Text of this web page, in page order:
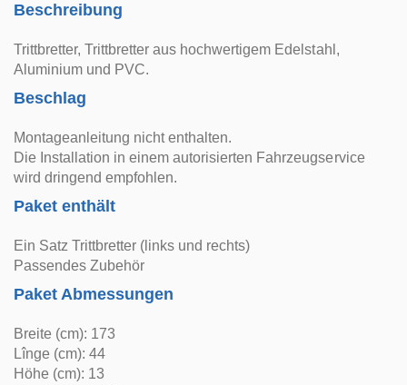
Beschreibung
Trittbretter, Trittbretter aus hochwertigem Edelstahl,
Aluminium und PVC.
Beschlag
Montageanleitung nicht enthalten.
Die Installation in einem autorisierten Fahrzeugservice
wird dringend empfohlen.
Paket enthält
Ein Satz Trittbretter (links und rechts)
Passendes Zubehör
Paket Abmessungen
Breite (cm): 173
Lînge (cm): 44
Höhe (cm): 13